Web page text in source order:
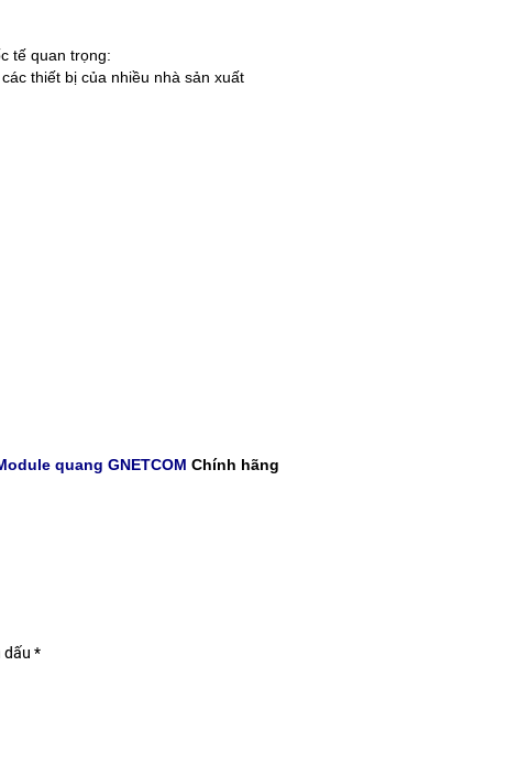
tế quan trọng:
thiết bị của nhiều nhà sản xuất
quang GNETCOM Chính hãng
dấu *